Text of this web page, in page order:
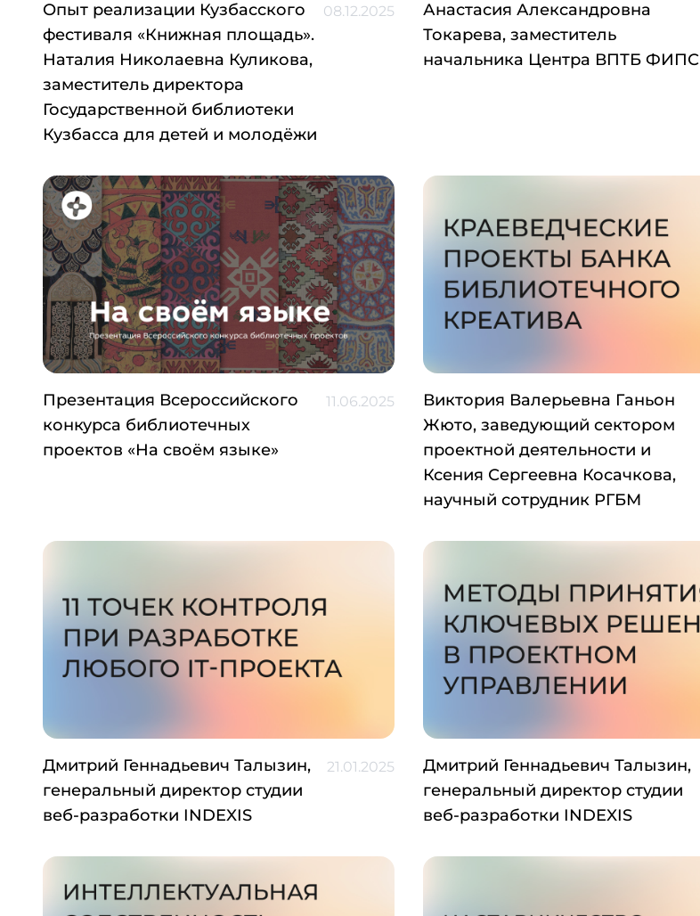
Опыт реализации Кузбасского
фестиваля «Книжная площадь».
Наталия Николаевна Куликова,
заместитель директора
Государственной библиотеки
Кузбасса для детей и молодёжи
08.12.2025
Анастасия Александровна
Токарева, заместитель
начальника Центра ВПТБ ФИПС
Презентация Всероссийского
конкурса библиотечных
проектов «На своём языке»
11.06.2025
Виктория Валерьевна Ганьон
Жюто, заведующий сектором
проектной деятельности и
Ксения Сергеевна Косачкова,
научный сотрудник РГБМ
Дмитрий Геннадьевич Талызин,
генеральный директор студии
веб-разработки INDEXIS
21.01.2025
Дмитрий Геннадьевич Талызин,
генеральный директор студии
веб-разработки INDEXIS